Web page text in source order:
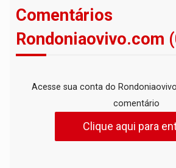
Comentários
Rondoniaovivo.com
Acesse sua conta do
comentário
Clique aqui para